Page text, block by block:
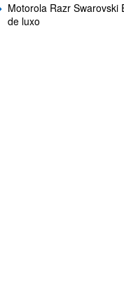
Motorola Razr Swarovski
de luxo